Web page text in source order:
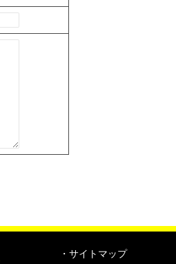
・ サイトマップ